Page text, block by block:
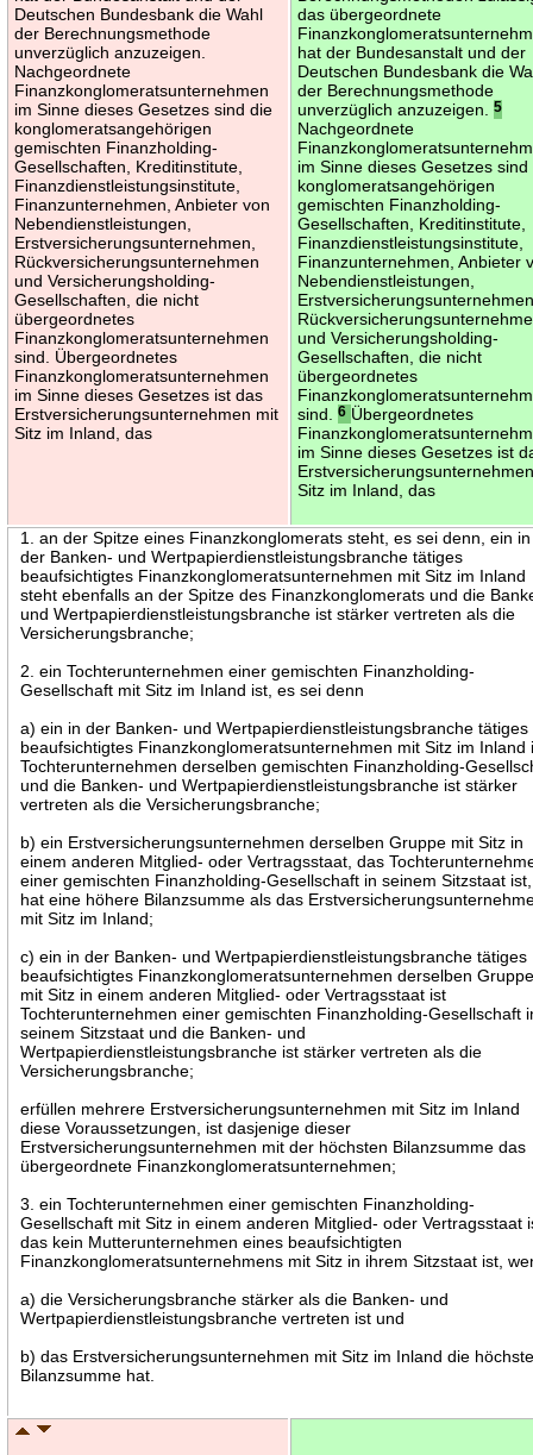
Deutschen Bundesbank die Wahl
der Berechnungsmethode
unverzüglich anzuzeigen.
Nachgeordnete
Finanzkonglomeratsunternehmen
im Sinne dieses Gesetzes sind die
konglomeratsangehörigen
gemischten Finanzholding-
Gesellschaften, Kreditinstitute,
Finanzdienstleistungsinstitute,
Finanzunternehmen, Anbieter von
Nebendienstleistungen,
Erstversicherungsunternehmen,
Rückversicherungsunternehmen
und Versicherungsholding-
Gesellschaften, die nicht
übergeordnetes
Finanzkonglomeratsunternehmen
sind. Übergeordnetes
Finanzkonglomeratsunternehmen
im Sinne dieses Gesetzes ist das
Erstversicherungsunternehmen mit
Sitz im Inland, das
das übergeordnete
hat der Bundesanstalt und der
Deutschen Bundesbank die
der Berechnungsmethode
unverzüglich anzuzeigen.5
Nachgeordnete
im Sinne dieses Gesetzes sind
konglomeratsangehörigen
gemischten Finanzholding-
Gesellschaften, Kreditinstitute,
Finanzdienstleistungsinstitute,
Finanzunternehmen, Anbieter
Nebendienstleistungen,
und Versicherungsholding-
Gesellschaften, die nicht
übergeordnetes
sind.6 Übergeordnetes
im Sinne dieses Gesetzes ist
Sitz im Inland, das
1. an der Spitze eines Finanzkonglomerats steht, es sei denn, ein in
der Banken- und Wertpapierdienstleistungsbranche tätiges
beaufsichtigtes Finanzkonglomeratsunternehmen mit Sitz im Inland
steht ebenfalls an der Spitze des Finanzkonglomerats und die
und Wertpapierdienstleistungsbranche ist stärker vertreten als die
Versicherungsbranche;
2. ein Tochterunternehmen einer gemischten Finanzholding-
Gesellschaft mit Sitz im Inland ist, es sei denn
a) ein in der Banken- und Wertpapierdienstleistungsbranche tätiges
beaufsichtigtes Finanzkonglomeratsunternehmen mit Sitz im Inland
Tochterunternehmen derselben gemischten Finanzholding-
und die Banken- und Wertpapierdienstleistungsbranche ist stärker
vertreten als die Versicherungsbranche;
b) ein Erstversicherungsunternehmen derselben Gruppe mit Sitz in
einem anderen Mitglied- oder Vertragsstaat, das
einer gemischten Finanzholding-Gesellschaft in seinem Sitzstaat ist,
hat eine höhere Bilanzsumme als das
mit Sitz im Inland;
c) ein in der Banken- und Wertpapierdienstleistungsbranche tätiges
beaufsichtigtes Finanzkonglomeratsunternehmen derselben
mit Sitz in einem anderen Mitglied- oder Vertragsstaat ist
Tochterunternehmen einer gemischten Finanzholding-Gesellschaft
seinem Sitzstaat und die Banken- und
Wertpapierdienstleistungsbranche ist stärker vertreten als die
Versicherungsbranche;
erfüllen mehrere Erstversicherungsunternehmen mit Sitz im Inland
diese Voraussetzungen, ist dasjenige dieser
Erstversicherungsunternehmen mit der höchsten Bilanzsumme das
übergeordnete Finanzkonglomeratsunternehmen;
3. ein Tochterunternehmen einer gemischten Finanzholding-
Gesellschaft mit Sitz in einem anderen Mitglied- oder Vertragsstaat
das kein Mutterunternehmen eines beaufsichtigten
Finanzkonglomeratsunternehmens mit Sitz in ihrem Sitzstaat ist,
a) die Versicherungsbranche stärker als die Banken- und
Wertpapierdienstleistungsbranche vertreten ist und
b) das Erstversicherungsunternehmen mit Sitz im Inland die
Bilanzsumme hat.